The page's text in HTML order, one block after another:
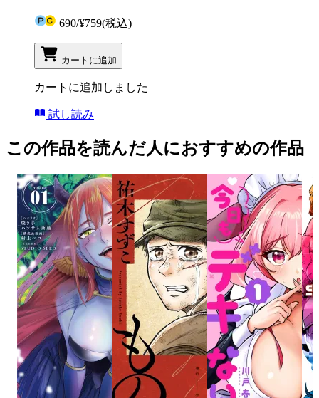
690/¥759(税込)
カートに追加
カートに追加しました
試し読み
この作品を読んだ人におすすめの作品